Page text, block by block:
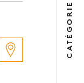
CATÉGORIE